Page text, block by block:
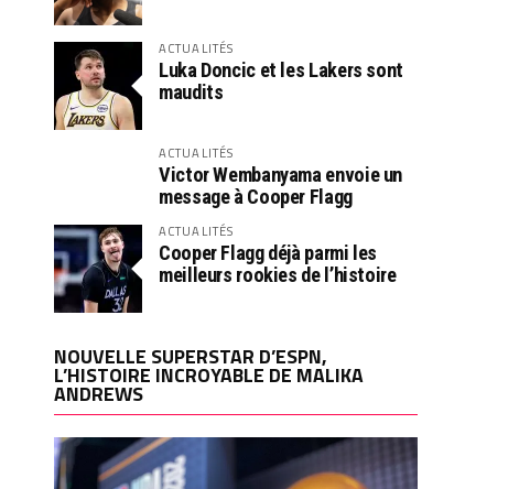
ACTUALITÉS
Luka Doncic et les Lakers sont
maudits
ACTUALITÉS
Victor Wembanyama envoie un
message à Cooper Flagg
ACTUALITÉS
Cooper Flagg déjà parmi les
meilleurs rookies de l’histoire
NOUVELLE SUPERSTAR D’ESPN,
L’HISTOIRE INCROYABLE DE MALIKA
ANDREWS